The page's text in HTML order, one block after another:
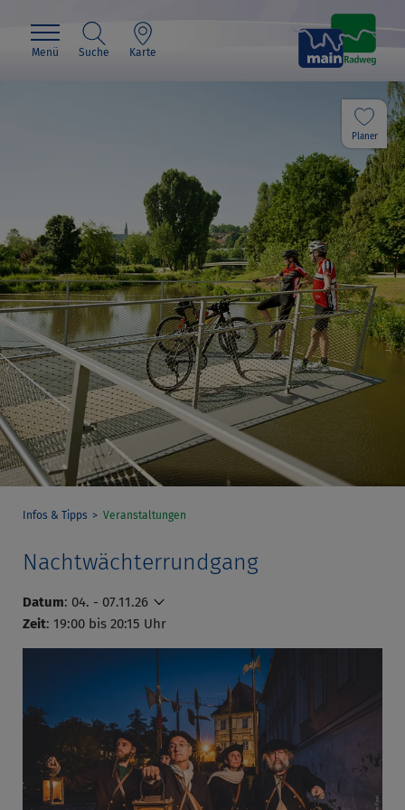
Menü Suche Karte
Planer
Infos & Tipps Veranstaltungen
Nachtwächterrundgang
Datum: 04. - 07.11.26
Zeit: 19:00 bis 20:15 Uhr